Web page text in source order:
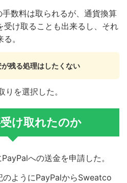
数料は取られるが、通貨換算
受け取ることも出来るし、それ
。
残る処理はしたくない
を選択した。
け取れたのか
への送金を申請した。
ようにPayPalからSweatco